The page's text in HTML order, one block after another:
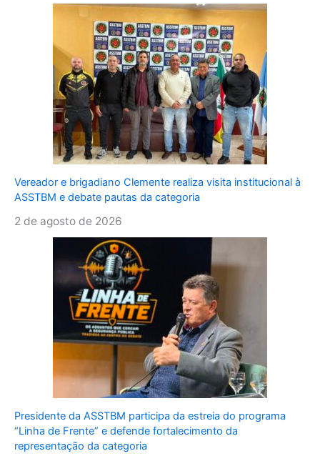
Vereador e brigadiano Clemente realiza visita institucional à
ASSTBM e debate pautas da categoria
2 de agosto de 2026
Presidente da ASSTBM participa da estreia do programa
“Linha de Frente” e defende fortalecimento da
representação da categoria